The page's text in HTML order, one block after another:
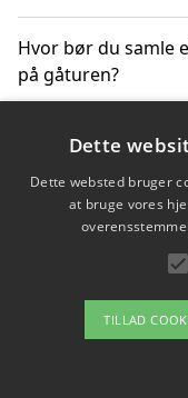
Hvor bør du samle
på gåturen?
Sådan rydder du
Om /
Dette
Dette websted bruger
at bruge vores
TILLAD